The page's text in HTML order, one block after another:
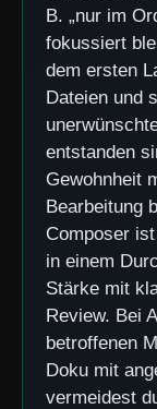
B. „nur im
fokussiert
dem ersten
Dateien und
entstanden
Gewohnheit
Bearbeitung
Composer
in einem
Stärke mit
Review. Bei
betroffenen
Doku mit
vermeidest